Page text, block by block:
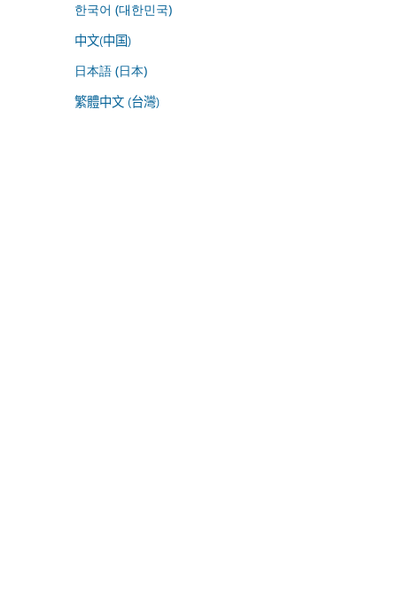
한국어 (대한민국)
中文(中国)
日本語 (日本)
繁體中文 (台灣)